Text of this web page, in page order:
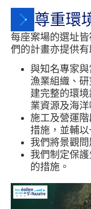
尊重環
每座案場的選址
們的計畫亦提供
與知名專家
漁業組織、
建完整的環
業資源及海洋
施工及營運
措施，並輔
我們將景觀
我們制定保
的措施。